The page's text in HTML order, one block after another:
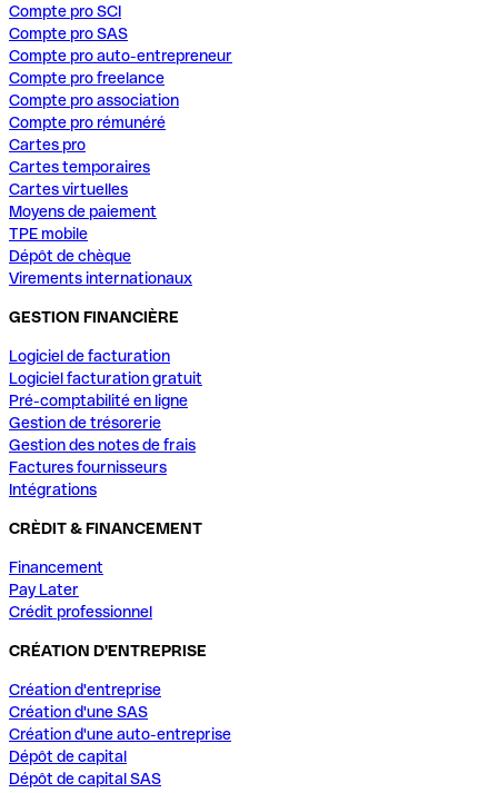
Compte pro SCI
Compte pro SAS
Compte pro auto-entrepreneur
Compte pro freelance
Compte pro association
Compte pro rémunéré
Cartes pro
Cartes temporaires
Cartes virtuelles
Moyens de paiement
TPE mobile
Dépôt de chèque
Virements internationaux
GESTION FINANCIÈRE
Logiciel de facturation
Logiciel facturation gratuit
Pré-comptabilité en ligne
Gestion de trésorerie
Gestion des notes de frais
Factures fournisseurs
Intégrations
CRÈDIT & FINANCEMENT
Financement
Pay Later
Crédit professionnel
CRÉATION D'ENTREPRISE
Création d'entreprise
Création d'une SAS
Création d'une auto-entreprise
Dépôt de capital
Dépôt de capital SAS